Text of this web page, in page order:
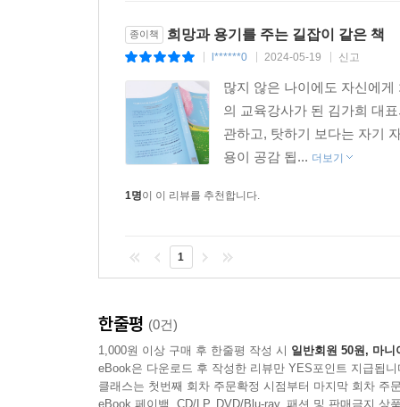
종이책 희망과 용기를 주는 길잡이 같은 책
l******0 2024-05-19 신고
많지 않은 나이에도 자신에
의 교육강사가 된 김가희 대
관하고, 탓하기 보다는 자기
용이 공감 됩... 더보기
1명이 이 리뷰를 추천합니다.
1
한줄평 (0건)
1,000원 이상 구매 후 한줄평 작성 시 일반회원 50원, 마니
eBook은 다운로드 후 작성한 리뷰만 YES포인트 지급됩니
클래스는 첫번째 회차 주문확정 시점부터 마지막 회차 주
eBook 페이백, CD/LP, DVD/Blu-ray, 패션 및 판매금지 상